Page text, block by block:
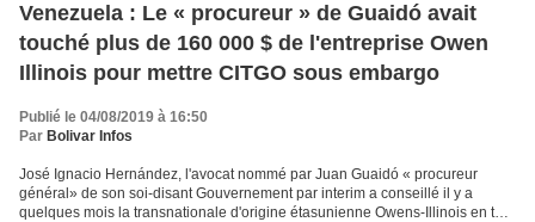
Venezuela : Le « procureur » de Guaidó avait
touché plus de 160 000 $ de l'entreprise Owen
Illinois pour mettre CITGO sous embargo
Publié le 04/08/2019 à 16:50
Par Bolivar Infos
José Ignacio Hernández, l'avocat nommé par Juan Guaidó « procureur
général» de son soi-disant Gouvernement par interim a conseillé il y a
quelques mois la transnationale d'origine étasunienne Owens-Illinois en tant